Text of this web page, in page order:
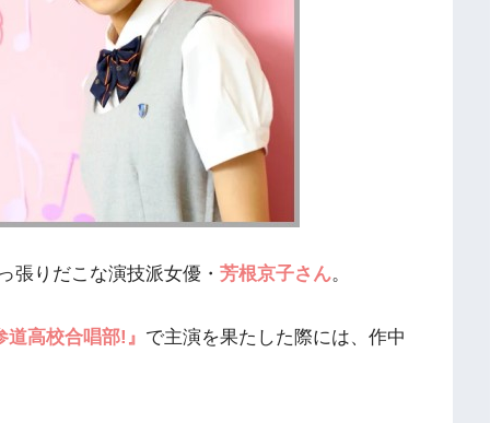
張りだこな演技派女優・ 芳根京子さん。
道高校合唱部!』 で主演を果たした際には、作中